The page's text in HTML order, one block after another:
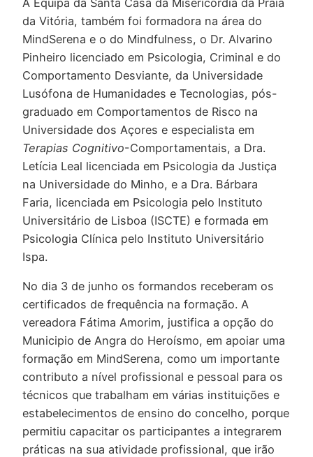
da Vitória, também foi formadora na área do
MindSerena e o do Mindfulness, o Dr. Alvarino
Pinheiro licenciado em Psicologia, Criminal e do
Comportamento Desviante, da Universidade
Lusófona de Humanidades e Tecnologias, pós-
graduado em Comportamentos de Risco na
Universidade dos Açores e especialista em
Terapias Cognitivo-Comportamentais, a Dra.
Letícia Leal licenciada em Psicologia da Justiça
na Universidade do Minho, e a Dra. Bárbara
Faria, licenciada em Psicologia pelo Instituto
Universitário de Lisboa (ISCTE) e formada em
Psicologia Clínica pelo Instituto Universitário
Ispa.
No dia 3 de junho os formandos receberam os
certificados de frequência na formação. A
vereadora Fátima Amorim, justifica a opção do
Municipio de Angra do Heroísmo, em apoiar uma
formação em MindSerena, como um importante
contributo a nível profissional e pessoal para os
técnicos que trabalham em várias instituições e
estabelecimentos de ensino do concelho, porque
permitiu capacitar os participantes a integrarem
práticas na sua atividade profissional, que irão